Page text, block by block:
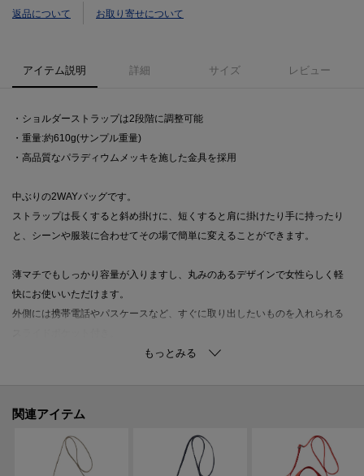
返品について お取り寄せについて
アイテム説明 詳細 サイズ レビュー
・ショルダーストラップは2段階に調整可能
・重量:約610g(サンプル重量)
・高品質なパラディウムメッキを施した金具を採用
中ぶりの2WAYバッグです。
ストラップは長くすると斜め掛けに、短くすると肩に掛けたり手に持ったり
と、シーンや服装に合わせてその場で簡単に変えることができます。
薄マチでもしっかり容量が入りますし、丸みのあるデザインで女性らしく軽
快にお使いいただけます。
外側には携帯電話やパスケースなど、すぐに取り出したいものを入れられる
普段使いにも旅行にも、ひとつあると便利なヒロフの定番バッグです。
●ジッパー開閉
●ショルダーストラップ調整可
関連アイテム